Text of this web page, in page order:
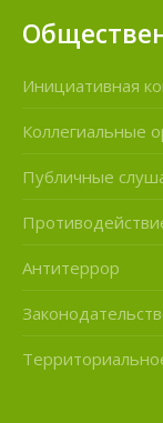
Инициативная
Коллегиальные
Публичные
Антитеррор